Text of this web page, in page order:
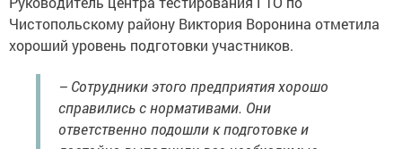
Чистопольскому району Виктория Воронина отметила
хороший уровень подготовки участников.
– Сотрудники этого предприятия хорошо
справились с нормативами. Они
ответственно подошли к подготовке и